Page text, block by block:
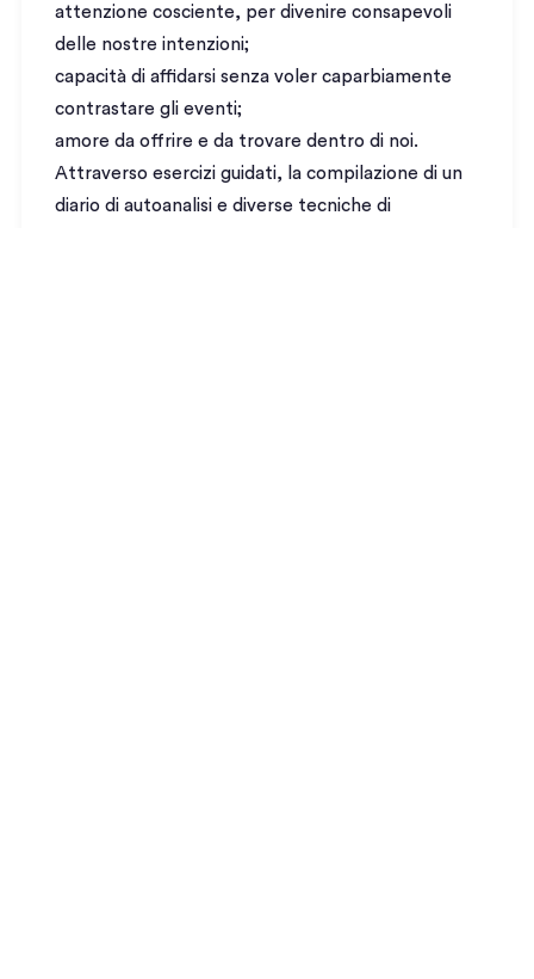
attenzione cosciente, per divenire consapevoli
delle nostre intenzioni;
capacità di affidarsi senza voler caparbiamente
contrastare gli eventi;
amore da offrire e da trovare dentro di noi.
Attraverso esercizi guidati, la compilazione di un
diario di autoanalisi e diverse tecniche di